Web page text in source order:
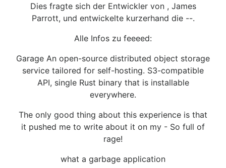
Dies fragte sich der Entwickler von , James
Parrott, und entwickelte kurzerhand die --.
Alle Infos zu feeeed:
Garage An open-source distributed object storage
service tailored for self-hosting. S3-compatible
API, single Rust binary that is installable
everywhere.
The only good thing about this experience is that
it pushed me to write about it on my - So full of
rage!
what a garbage application